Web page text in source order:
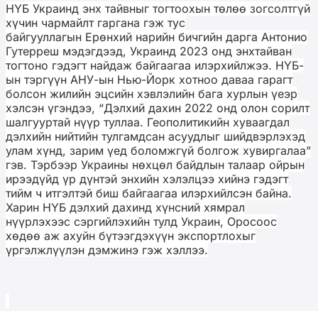
НҮБ Украинд энх тайвныг тогтоохын төлөө зогсолтгүй
хүчин чармайлт гаргана гэж тус
байгууллагын Ерөнхий нарийн бичгийн дарга Антонио
Гутерреш мэдэгдээд, Украинд 2023 онд энхтайван
тогтоно гэдэгт найдаж байгаагаа илэрхийлжээ. НҮБ-
ын тэргүүн АНУ-ын Нью-Йорк хотноо даваа гарагт
болсон жилийн эцсийн хэвлэлийн бага хурлын үеэр
хэлсэн үгэндээ, “Дэлхий дахин 2022 онд олон сорилт
шалгууртай нүүр туллаа. Геополитикийн хуваагдал
дэлхийн нийтийн тулгамдсан асуудлыг шийдвэрлэхэд
улам хүнд, зарим үед боломжгүй болгож хувиргалаа”
гэв. Тэрбээр Украины нөхцөл байдлын талаар ойрын
ирээдүйд үр дүнтэй энхийн хэлэлцээ хийнэ гэдэгт
тийм ч итгэлтэй биш байгаагаа илэрхийлсэн байна.
Харин НҮБ дэлхий дахинд хүнсний хямрал
нүүрлэхээс сэргийлэхийн тулд Украин, Оросоос
хөдөө аж ахуйн бүтээгдэхүүн экспортлохыг
үргэлжлүүлэн дэмжинэ гэж хэллээ.